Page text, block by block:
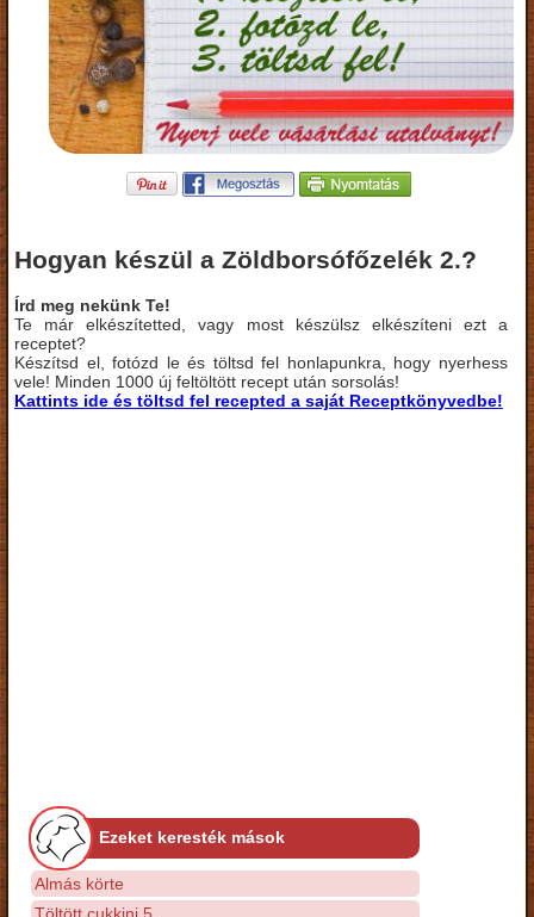
Hogyan készül a Zöldborsófőzelék 2.?
Írd meg nekünk Te!
Te már elkészítetted, vagy most készülsz elkészíteni ezt a
receptet?
Készítsd el, fotózd le és töltsd fel honlapunkra, hogy nyerhess
vele! Minden 1000 új feltöltött recept után sorsolás!
Kattints ide és töltsd fel recepted a saját Receptkönyvedbe!
Ezeket keresték mások
Almás körte
Töltött cukkini 5.